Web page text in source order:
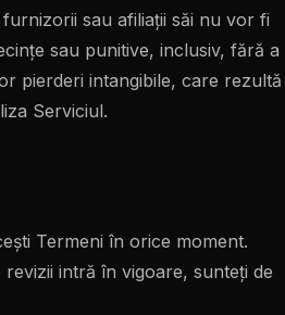
sau afiliații săi nu vor fi
sau punitive, inclusiv, fără a
pierderi intangibile, care rezultă
Serviciul.
Termeni în orice moment.
intră în vigoare, sunteți de